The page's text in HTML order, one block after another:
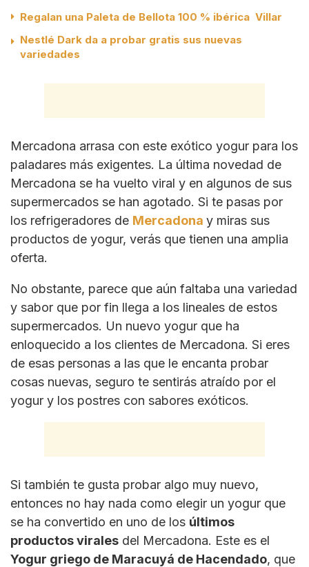
Regalan una Paleta de Bellota 100 % ibérica Villar
Nestlé Dark da a probar gratis sus nuevas
variedades
Mercadona arrasa con este exótico yogur para los
paladares más exigentes. La última novedad de
Mercadona se ha vuelto viral y en algunos de sus
supermercados se han agotado. Si te pasas por
los refrigeradores de Mercadona y miras sus
productos de yogur, verás que tienen una amplia
oferta.
No obstante, parece que aún faltaba una variedad
y sabor que por fin llega a los lineales de estos
supermercados. Un nuevo yogur que ha
enloquecido a los clientes de Mercadona. Si eres
de esas personas a las que le encanta probar
cosas nuevas, seguro te sentirás atraído por el
yogur y los postres con sabores exóticos.
Si también te gusta probar algo muy nuevo,
entonces no hay nada como elegir un yogur que
se ha convertido en uno de los últimos
productos virales del Mercadona. Este es el
Yogur griego de Maracuyá de Hacendado, que